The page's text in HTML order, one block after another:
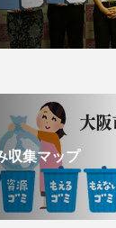
収集マップ